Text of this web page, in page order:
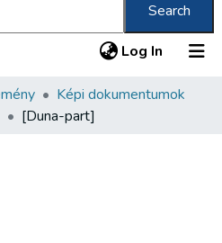
Search
Log In (current)
Képi dokumentumok
[Duna-part]